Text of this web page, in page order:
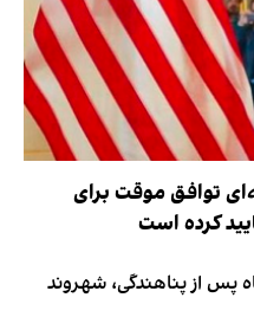
توافق موقت برای
کرده است
زن ایرانی ۵ ماه پس از پناهندگی، شهروند